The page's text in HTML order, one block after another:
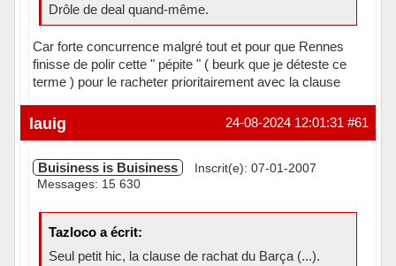
Drôle de deal quand-même.
Car forte concurrence malgré tout et pour que Rennes
finisse de polir cette " pépite " ( beurk que je déteste ce
terme ) pour le racheter prioritairement avec la clause
Hors ligne #61
24-08-2024 12:01:31
lauig
Buisiness is Buisiness
Inscrit(e): 07-01-2007
Messages: 15 630
Tazloco a écrit:
Seul petit hic, la clause de rachat du Barça (...).